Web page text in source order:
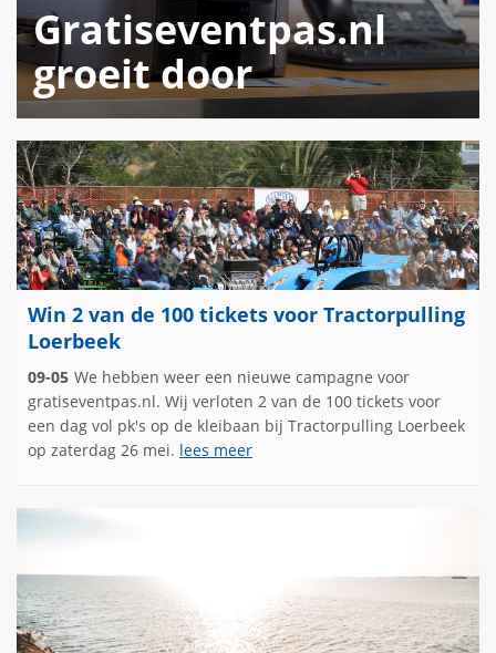
Gratiseventpas.nl
groeit door
Win 2 van de 100 tickets voor Tractorpulling
Loerbeek
09-05 We hebben weer een nieuwe campagne voor
gratiseventpas.nl. Wij verloten 2 van de 100 tickets voor
een dag vol pk's op de kleibaan bij Tractorpulling Loerbeek
op zaterdag 26 mei. lees meer